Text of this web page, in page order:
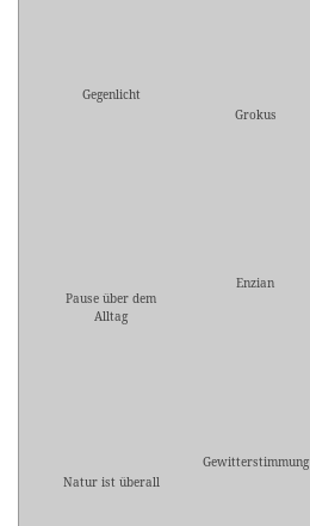
Gegenlicht
Grokus
Pause über dem
Alltag
Enzian
Natur ist überall
Gewitterstimmung